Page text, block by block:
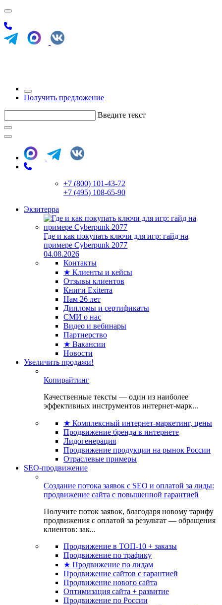
Получить предложение
Введите текст
+7 (800) 101-43-72
+7 (495) 108-65-90
Экзитерра
Где и как покупать ключи для игр: гайд на
примере Cyberpunk 2077
04.08.2026
Контакты
★ Клиенты и кейсы
Отзывы клиентов
Книги Exiterra
Нам 26 лет
Дипломы и сертификаты
СМИ о нас
Видео и вебинары
Партнерство
★ Вакансии
Новости
Увеличить продажи!
Копирайтинг
Качественные тексты — один из наиболее
эффективных инструментов интернет-марк...
★ Комплексный интернет-маркетинг, цены
Продвижение бренда в интернете
Лидогенерация
Продвижение продукции на рынок России
Отраслевые примеры
SEO-продвижение
Создание потока заявок с SEO и оплатой за лиды:
продвижение сайта с повышенной гарантией
Получите поток заявок, благодаря новому тарифу
продвижения с оплатой за результат — обращения
клиентов: зак...
Продвижение в ТОП-10 + заказы
Продвижение по трафику
★ Продвижение по лидам
Продвижение сайтов с гарантией
Продвижение нового сайта
Оптимизация сайта + развитие
Продвижение по России